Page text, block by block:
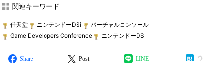
関連キーワード
任天堂 ニンテンドーDSi
バーチャルコンソール
Game Developers Conference
ニンテンドーDS
Share Post LINE